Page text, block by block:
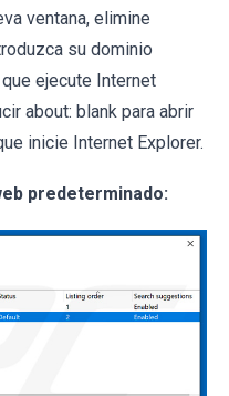
ventana, elimine
su dominio
ejecute Internet
about: blank para abrir
inicie Internet Explorer.
predeterminado: